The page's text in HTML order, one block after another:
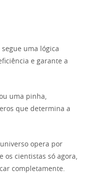
uma lógica
e garante a
uma pinha,
que determina a
opera por
os cientistas só agora,
completamente.